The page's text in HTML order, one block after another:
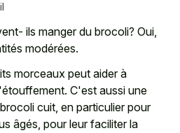
ils manger du brocoli? Oui,
modérées.
morceaux peut aider à
C'est aussi une
cuit, en particulier pour
âgés, pour leur faciliter la